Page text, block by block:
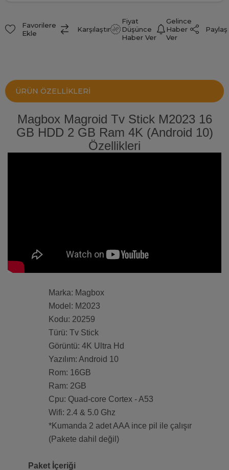
Favorilere
Ekle
Karşılaştır
Fiyat
Düşünce
Haber Ver
Gelince
Haber
Ver
Paylaş
ÜRÜN ÖZELLIKLERI
Magbox Magroid Tv Stick M2023 16
GB HDD 2 GB Ram 4K (Android 10)
Özellikleri
Marka: Magbox
Model: M2023
Kodu: 20259
Türü: Tv Stick
Görüntü: 4K Ultra Hd
Yazılım: Android 10
Rom: 16GB
Ram: 2GB
Cpu: Quad-core Cortex - A53
Wifi: 2.4 & 5.0 Ghz
*Kumanda 2 adet AAA ince pil ile çalışır
(Pakete dahil değil)
Paket İçeriği